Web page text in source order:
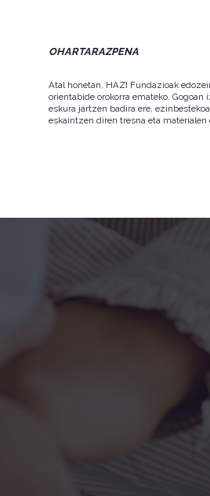
OHARTARAZPENA
Atal honetan, HAZI Fundazioak
orientabide orokorra emateko.
eskura jartzen badira ere,
eskaintzen diren tresna eta